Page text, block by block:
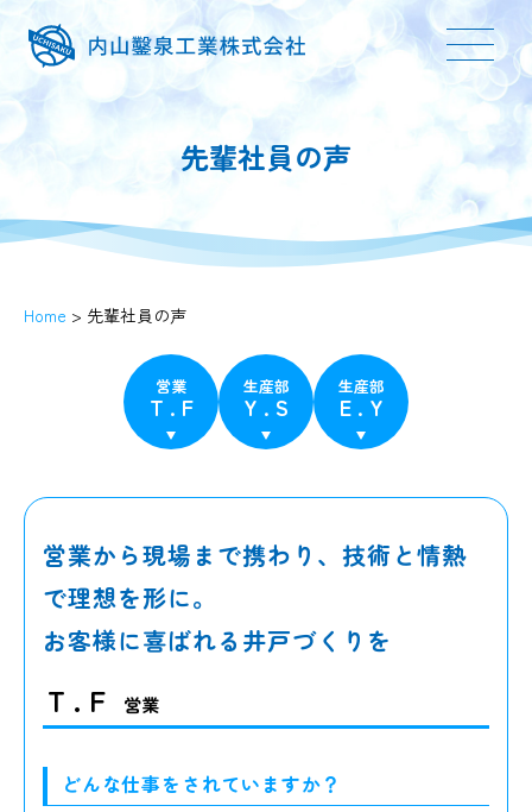
先輩社員の声
Home > 先輩社員の声
営業
T . F
生産部
Y . S
生産部
E . Y
営業から現場まで携わり、技術と情熱
で理想を形に。
お客様に喜ばれる井戸づくりを
T . F 営業
どんな仕事をされていますか？